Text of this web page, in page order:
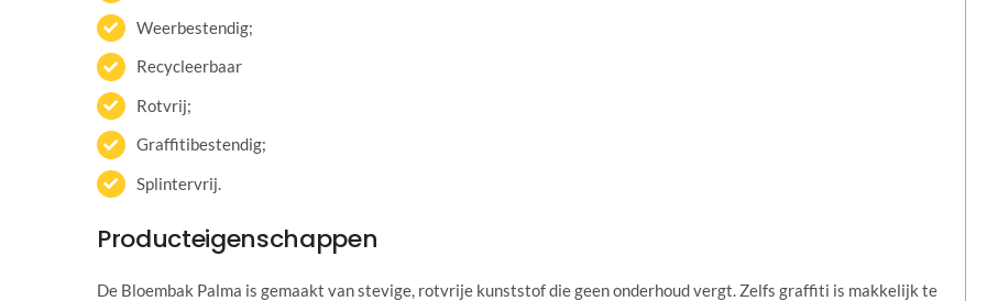
Weerbestendig;
Recycleerbaar
Rotvrij;
Graffitibestendig;
Splintervrij.
Producteigenschappen
De Bloembak Palma is gemaakt van stevige, rotvrije kunststof die geen onderhoud vergt. Zelfs graffiti is makkelijk te